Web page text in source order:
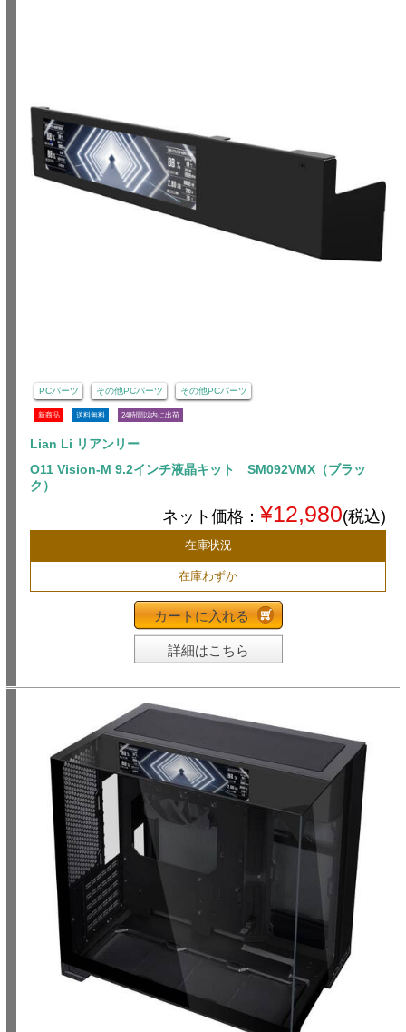
PCパーツ その他PCパーツ その他PCパーツ
新商品 送料無料 24時間以内に出荷
Lian Li リアンリー
O11 Vision-M 9.2インチ液晶キット SM092VMX（ブラッ
ク）
ネット価格： ¥12,980(税込)
在庫状況
在庫わずか
カートに入れる
詳細はこちら